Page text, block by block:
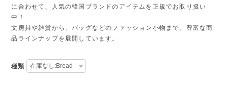
に合わせて、人気の韓国ブランドのアイテムを正規でお取り扱い
中！
文房具や雑貨から、バッグなどのファッション小物まで、豊富な商
品ラインナップを展開しています。
種類